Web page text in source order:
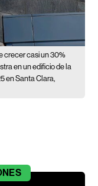
crecer casi un 30%
en un edificio de la
en Santa Clara,